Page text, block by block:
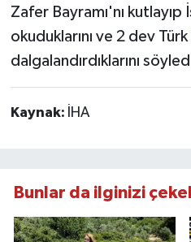
Zafer Bayramı'nı kutlayıp
okuduklarını ve 2 dev
dalgalandırdıklarını
Kaynak: İHA
Bunlar da ilginizi